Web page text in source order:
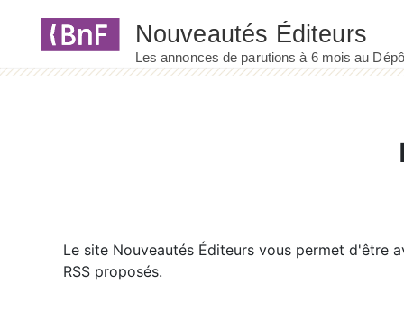
Le site Nouveautés Éditeurs vous permet d'être
RSS proposés.